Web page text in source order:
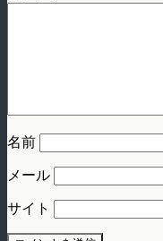
名前
メール
サイト